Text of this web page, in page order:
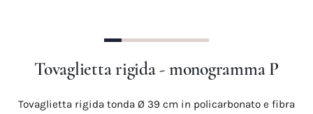
Tovaglietta rigida - monogramma P
Tovaglietta rigida tonda Ø 39 cm in policarbonato e fibra